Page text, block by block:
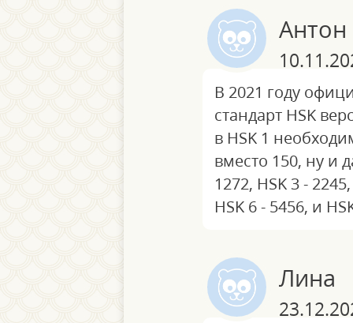
Антон
В 2021 году
стандарт HSK
в HSK 1
вместо 150, ну и
1272, HSK 3 -
HSK 6 - 5456, и
Лина